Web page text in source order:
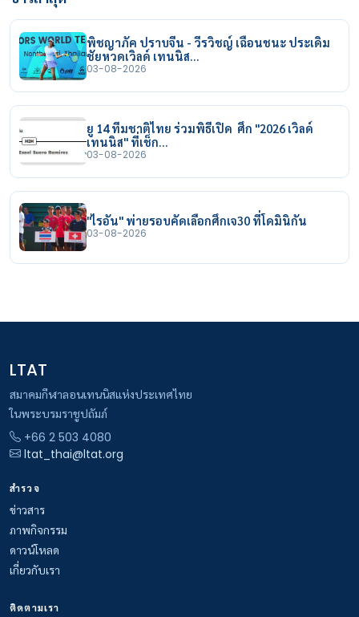
พิชญาภัค ปราบจีน - วีรวิชญ์ เฉือนชนะ ประเดิม
ชัยหวดเวิลด์ เทนนิส…
03-08-2026
ยู 14 ทีมชาติไทย ร่วมพิธีเปิด ศึก "2026 เวิลด์
เทนนิส" ที่เช็ก…
03-08-2026
"ไรอัน" พ่ายรอบคัดเลือกศึกเจ30 ที่โดมินิกัน
03-08-2026
LTAT
สมาคมกีฬาลอนเทนนิสแห่งประเทศไทย
ในพระบรมราชูปถัมภ์
+66 2 503 4080
ltat_thai@ltat.org
สำรวจ
ข่าวสาร
ภาพกิจกรรม
ดาวน์โหลด
เกี่ยวกับเรา
ติดตามเรา